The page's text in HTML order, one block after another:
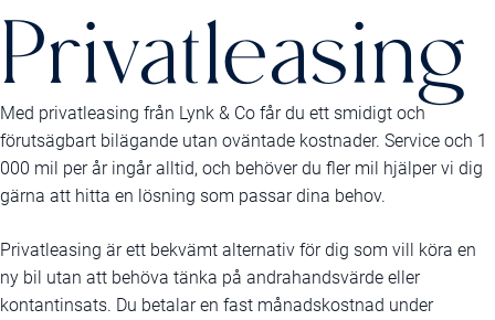
Privatleasing
Med privatleasing från Lynk & Co får du ett smidigt och
förutsägbart bilägande utan oväntade kostnader. Service och 1
000 mil per år ingår alltid, och behöver du fler mil hjälper vi dig
gärna att hitta en lösning som passar dina behov.
Privatleasing är ett bekvämt alternativ för dig som vill köra en
ny bil utan att behöva tänka på andrahandsvärde eller
kontantinsats. Du betalar en fast månadskostnad under